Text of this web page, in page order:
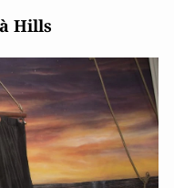
Hills